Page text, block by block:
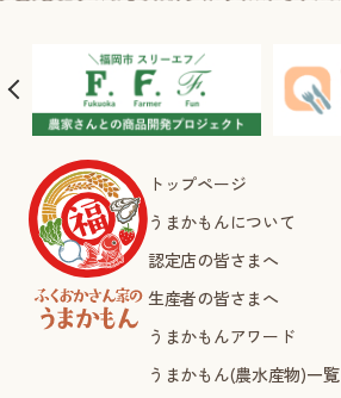
トップページ
うまかもんについて
認定店の皆さまへ
生産者の皆さまへ
うまかもんアワード
うまかもん(農水産物)一覧